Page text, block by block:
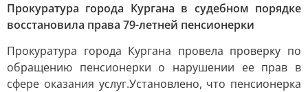
Прокуратура города Кургана в судебном порядке
восстановила права 79-летней пенсионерки
Прокуратура города Кургана провела проверку по
обращению пенсионерки о нарушении ее прав в
сфере оказания услуг.Установлено, что пенсионерка